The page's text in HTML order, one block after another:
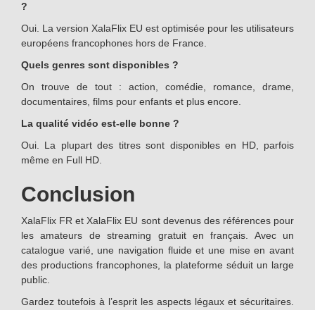
?
Oui. La version XalaFlix EU est optimisée pour les utilisateurs
européens francophones hors de France.
Quels genres sont disponibles ?
On trouve de tout : action, comédie, romance, drame,
documentaires, films pour enfants et plus encore.
La qualité vidéo est-elle bonne ?
Oui. La plupart des titres sont disponibles en HD, parfois
même en Full HD.
Conclusion
XalaFlix FR et XalaFlix EU sont devenus des références pour
les amateurs de streaming gratuit en français. Avec un
catalogue varié, une navigation fluide et une mise en avant
des productions francophones, la plateforme séduit un large
public.
Gardez toutefois à l’esprit les aspects légaux et sécuritaires.